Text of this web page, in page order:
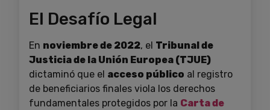
El Desafío Legal
En noviembre de 2022, el Tribunal de
Justicia de la Unión Europea (TJUE)
dictaminó que el acceso público al registro
de beneficiarios finales viola los derechos
fundamentales protegidos por la Carta de